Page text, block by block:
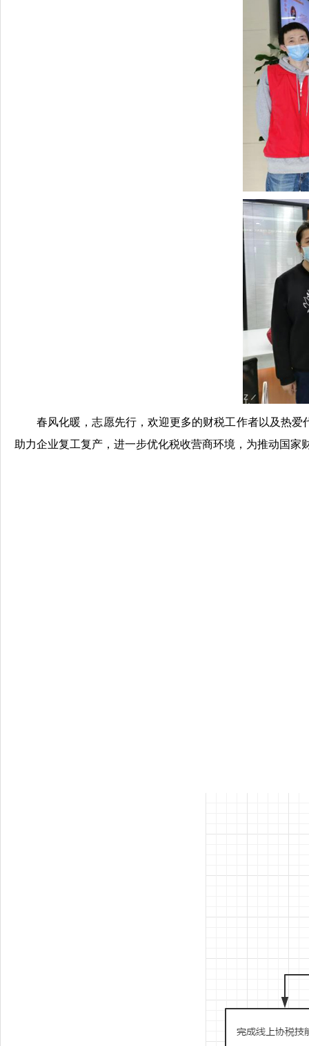
春风化暖，志愿先行，欢迎更多的财税工作者以及热
助力企业复工复产 ， 进一步优化税收营商环境 ，为推动国家